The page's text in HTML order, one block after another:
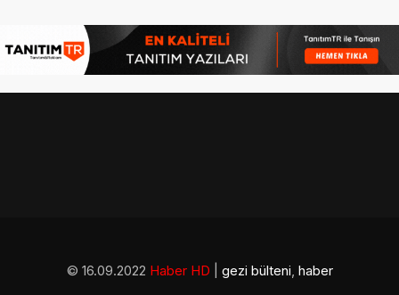
© 16.09.2022 Haber HD gezi bülteni, haber